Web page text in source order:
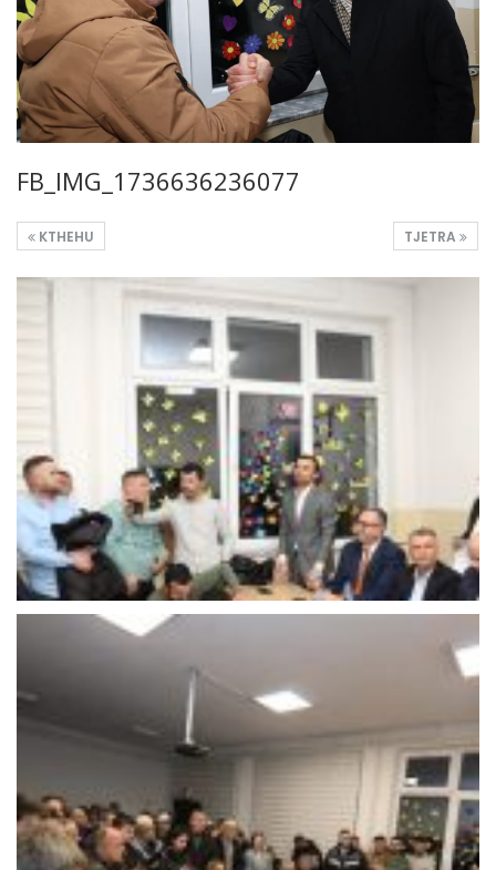
FB_IMG_1736636236077
TJETRA
KTHEHU